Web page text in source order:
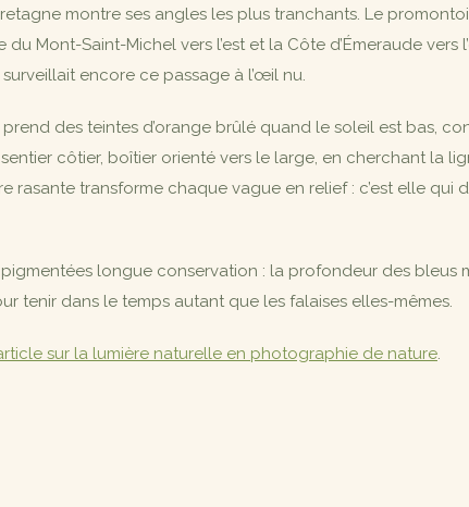
montre ses angles les plus tranchants. Le
Mont-Saint-Michel vers l’est et la Côte d’Émeraude vers
encore ce passage à l’œil nu.
des teintes d’orange brûlé quand le soleil est bas,
côtier, boîtier orienté vers le large, en cherchant la
rasante transforme chaque vague en relief : c’est elle qui
longue conservation : la profondeur des bleus
tenir dans le temps autant que les falaises elles-mêmes.
sur la lumière naturelle en photographie de nature.